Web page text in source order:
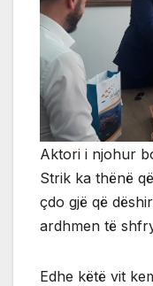
Aktori i njohur
Strik ka thënë
çdo gjë që
ardhmen të
Edhe këtë vit